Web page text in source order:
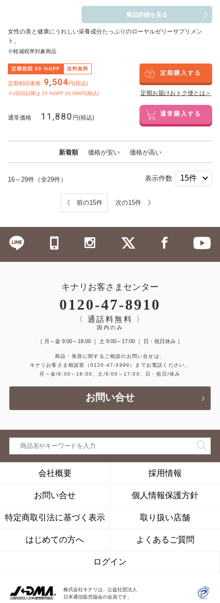
商品詳細を見る
女性の美と健康にうれしい栄養成分たっぷりのローヤルゼリーサプリメン
ト。
※軽減税率対象商品
定期初回 20 %OFF 送料無料
定期初回価格: 9,504円(税込)
※2回目以降は 15 %OFF 10,098円(税込)
定期購入する
定期お届けおトク便とは＞
通常価格 11,880 円(税込) 通常購入する
新着順 価格が安い 価格が高い
16～29件（全29件） 表示件数
《 前の15件 次の15件 》
キナリお客さまセンター
0120-47-8910
〈 通話料無料 〉
国内のみ
［ 月～金 9:00～18:00 ｜ 土 9:00～17:00 ｜ 日・祝日休み ］
商品・美容に関するご相談のお問い合せは、
キナリお客さま相談室
（0120-47-3999）
までお電話ください。
月～金/9:00～18:00、土/9:00～17:00、日・祝日/休み
お問い合せ
会社概要 採用情報
お問い合せ 個人情報保護方針
特定商取引法に基づく表示 取り扱い店舗
はじめての方へ よくあるご質問
ログイン
株式会社キナリは、公益社団法人
日本通信販売協会の会員です。